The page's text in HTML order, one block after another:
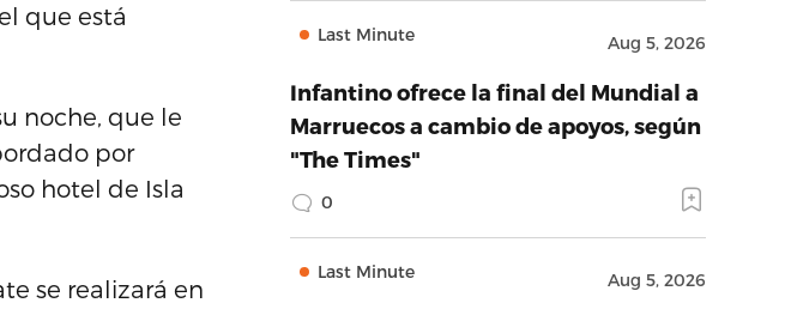
que está
noche, que le
por
hotel de Isla
se realizará en
Last Minute Aug 5, 2026
Infantino ofrece la final del Mundial a
Marruecos a cambio de apoyos, según
"The Times"
0
Last Minute Aug 5, 2026